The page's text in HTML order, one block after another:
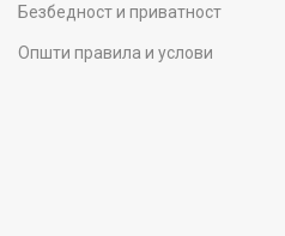
Безбедност и приватност
Општи правила и услови